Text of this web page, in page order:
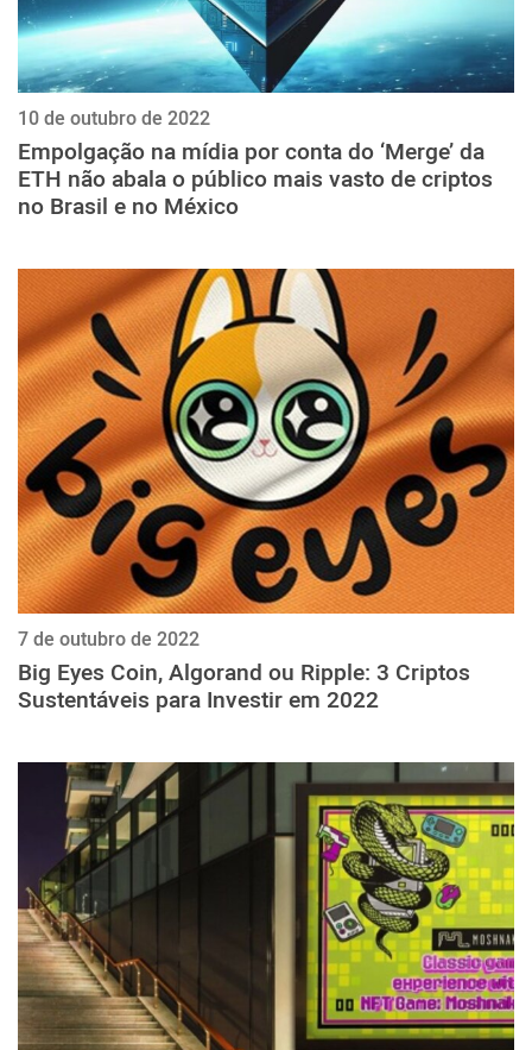
10 de outubro de 2022
Empolgação na mídia por conta do ‘Merge’ da
ETH não abala o público mais vasto de criptos
no Brasil e no México
7 de outubro de 2022
Big Eyes Coin, Algorand ou Ripple: 3 Criptos
Sustentáveis para Investir em 2022